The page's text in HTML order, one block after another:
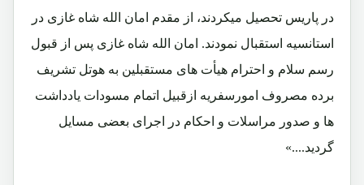
در پاریس تحصیل میکردند، از مقدم امان الله شاه غازی در
استانسیه استقبال نمودند. امان الله شاه غازی پس از قبول
رسم سلام و احترام هیأت های مستقبلین به هوتل تشریف
برده مصروف امورسفریه ازقبیل اتمام مسودات یادداشت
ها و صدور مراسلات و احکام در اجرای بعضی مسایل
گردید....»